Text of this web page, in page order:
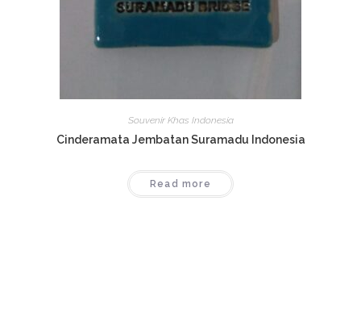
Souvenir Khas Indonesia
Cinderamata Jembatan Suramadu Indonesia
Read more